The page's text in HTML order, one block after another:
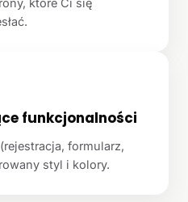
funkcjonalności
formularz,
styl i kolory.